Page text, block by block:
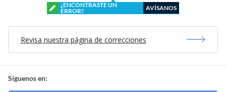
¿ENCONTRASTE UN
ERROR?
AVÍSANOS
Revisa nuestra página de correcciones
Síguenos en: